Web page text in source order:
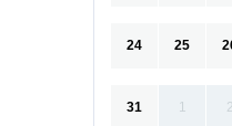
24 25
31 1 2